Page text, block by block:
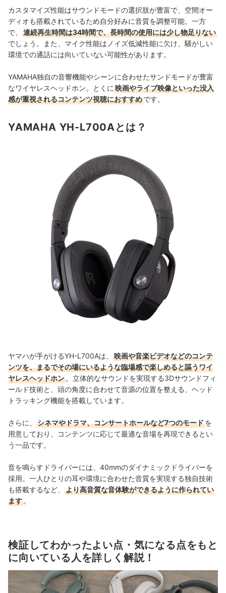
カスタマイズ性能はサウンドモードの選択肢が豊富で、空間オー
ディオも搭載されているため自分好みに音質を調整可能。一方
で、
連続再生時間は34時間で、長時間の使用には少し物足りない
でしょう。また、マイク性能はノイズ低減性能に欠け、騒がしい
環境での通話には向いていない可能性があります。
YAMAHA独自の音響機能やシーンに合わせたサンドモードが豊富
なワイヤレスヘッドホン。とくに 映画やライブ映像といった没入
感が重視されるコンテンツ視聴におすすめです。
YAMAHA YH-L700Aとは？
ヤマハが手がけるYH-L700Aは、
映画や音楽ビデオなどのコンテ
ンツを、まるでその場にいるような臨場感で楽しめると謳うワイ
ヤレスヘッドホン 。立体的なサウンドを実現する3Dサウンドフィ
ールド技術と、頭の角度に合わせて音源の位置を整える、ヘッド
トラッキング機能を搭載しています。
さらに、 シネマやドラマ、コンサートホールなど7つのモードを
用意しており、コンテンツに応じて最適な音場を再現できるとい
う一品です。
音を鳴らすドライバーには、40mmのダイナミックドライバーを
採用。一人ひとりの耳や環境に合わせた音質を実現する独自技術
も搭載するなど、
より高音質な音体験ができるように作られてい
ます 。
検証してわかったよい点・気になる点をもと
に向いている人を詳しく解説！